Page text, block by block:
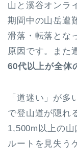
山と溪谷オンラ
期間中の山岳遭
滑落・転落とな
原因です。また
60代以上が全体
「道迷い」が
で登山道が隠れ
1,500m以上の
ルートを見失う